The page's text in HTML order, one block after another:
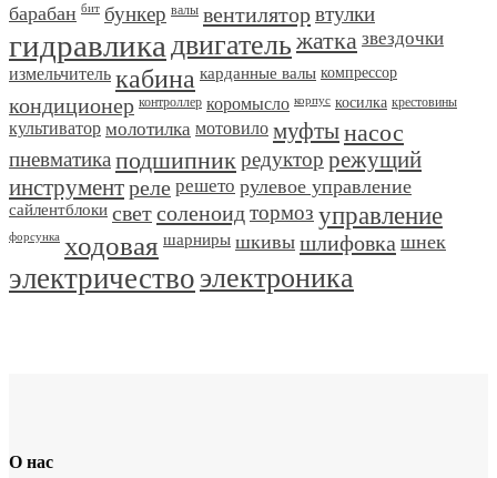
барабан бит бункер валы вентиляторвтулки
гидравлика двигатель жатка звездочки
измельчитель кабина карданные валы компрессор
кондиционер контроллер коромысло корпус косилка крестовины
культиватор молотилка мотовило муфтынасос
пневматика подшипник редуктор режущий
инструментреле решето рулевое управление
сайлентблоки светсоленоидтормоз управление
форсунка ходовая шарниры шкивы шлифовка шнек
электричество электроника
О нас